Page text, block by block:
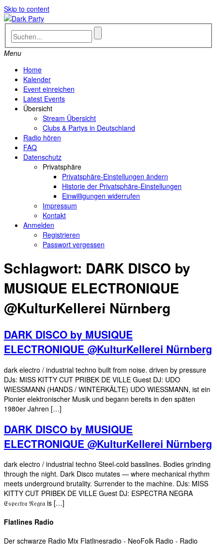
Skip to content
Menu
Home
Kalender
Event einreichen
Latest Events
Übersicht
Stream Übersicht
Clubs & Partys in Deutschland
Radio hören
FAQ
Datenschutz
Privatsphäre
Privatsphäre-Einstellungen ändern
Historie der Privatsphäre-Einstellungen
Einwilligungen widerrufen
Impressum
Kontakt
Anmelden
Registrieren
Passwort vergessen
Schlagwort: DARK DISCO by
MUSIQUE ELECTRONIQUE
@KulturKellerei Nürnberg
DARK DISCO by MUSIQUE
ELECTRONIQUE @KulturKellerei Nürnberg
dark electro / industrial techno built from noise. driven by pressure
DJs: MISS KITTY CUT PRIBEK DE VILLE Guest DJ: UDO
WIESSMANN (HANDS / WINTERKÄLTE) UDO WIESSMANN, ist ein
Pionier elektronischer Musik und begann bereits in den späten
1980er Jahren […]
DARK DISCO by MUSIQUE
ELECTRONIQUE @KulturKellerei Nürnberg
dark electro / industrial techno Steel-cold basslines. Bodies grinding
through the night. Dark Disco mutates — where mechanical rhythm
meets underground brutality. Surrender to the machine. DJs: MISS
KITTY CUT PRIBEK DE VILLE Guest DJ: ESPECTRA NEGRA
𝔈𝔰𝔭𝔢𝔠𝔱𝔯𝔞 𝔑𝔢𝔤𝔯𝔞 is […]
Flatlines Radio
Der schwarze Radio Mix Flatlinesradio - NeoFolk Radio - Radio